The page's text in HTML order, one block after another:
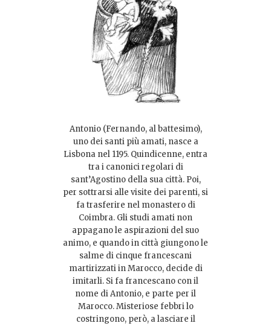
Antonio (Fernando, al battesimo),
uno dei santi più amati, nasce a
Lisbona nel 1195. Quindicenne, entra
tra i canonici regolari di
sant’Agostino della sua città. Poi,
per sottrarsi alle visite dei parenti, si
fa trasferire nel monastero di
Coimbra. Gli studi amati non
appagano le aspirazioni del suo
animo, e quando in città giungono le
salme di cinque francescani
martirizzati in Marocco, decide di
imitarli. Si fa francescano con il
nome di Antonio, e parte per il
Marocco. Misteriose febbri lo
costringono, però, a lasciare il